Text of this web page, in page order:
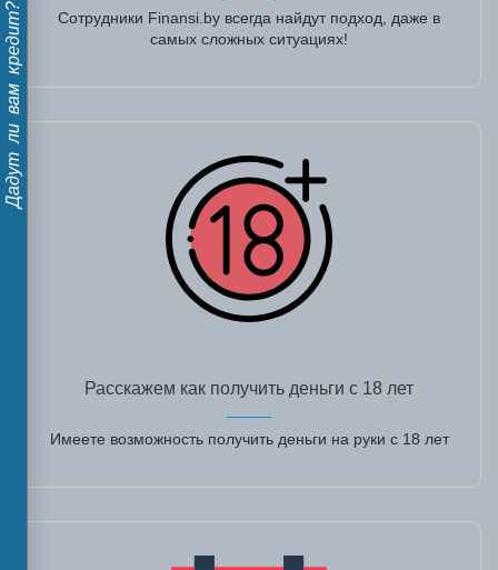
Дадут ли вам кредит?
Сотрудники Finansi.by всегда найдут подход, даже в
самых сложных ситуациях!
Расскажем как получить деньги с 18 лет
Имеете возможность получить деньги на руки с 18 лет